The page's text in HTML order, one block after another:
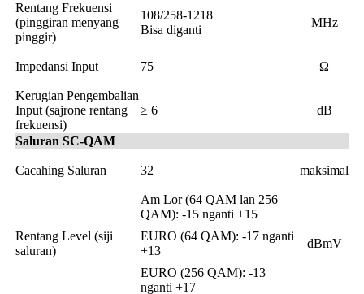
Rentang Frekuensi
(pinggiran menyang
pinggir)
108/258-1218
Bisa diganti
MHz
Impedansi Input 75 Ω
Kerugian Pengembalian
Input (sajrone rentang
frekuensi)
≥ 6 dB
Saluran SC-QAM
Cacahing Saluran 32 maksimal
Rentang Level (siji
saluran)
Am Lor (64 QAM lan 256
QAM): -15 nganti +15
EURO (64 QAM): -17 nganti
+13
dBmV
EURO (256 QAM): -13
nganti +17